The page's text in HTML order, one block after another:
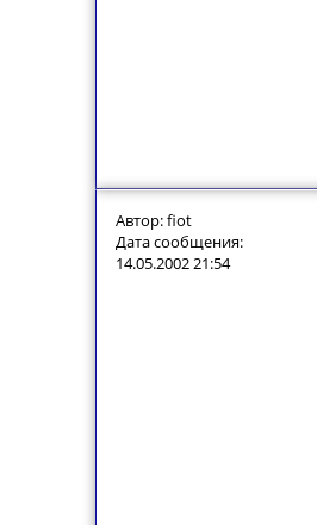
Автор: fiot
Дата сообщения:
14.05.2002 21:54